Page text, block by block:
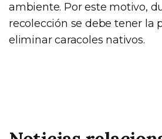
ambiente. Por este motivo,
recolección se debe tener la
eliminar caracoles nativos.